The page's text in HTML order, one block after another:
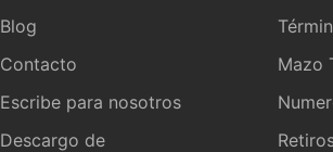
Blog
Contacto
Escribe para nosotros
Descargo de
Mazo